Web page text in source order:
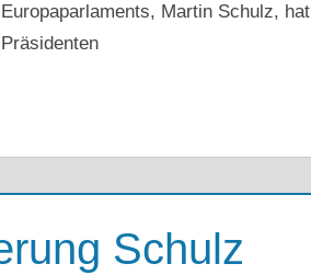
Martin Schulz, hat
Schulz